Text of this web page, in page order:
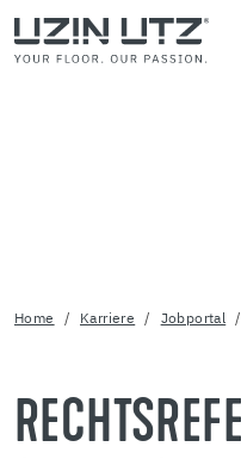
Home Karriere Jobportal